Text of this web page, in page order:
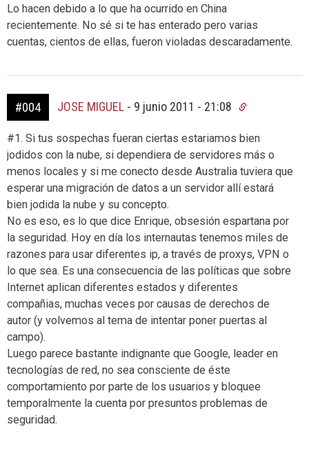
Lo hacen debido a lo que ha ocurrido en China
recientemente. No sé si te has enterado pero varias
cuentas, cientos de ellas, fueron violadas descaradamente.
#004 JOSE MIGUEL - 9 junio 2011 - 21:08
#1. Si tus sospechas fueran ciertas estariamos bien
jodidos con la nube, si dependiera de servidores más o
menos locales y si me conecto desde Australia tuviera que
esperar una migración de datos a un servidor allí estará
bien jodida la nube y su concepto.
No es eso, es lo que dice Enrique, obsesión espartana por
la seguridad. Hoy en día los internautas tenemos miles de
razones para usar diferentes ip, a través de proxys, VPN o
lo que sea. Es una consecuencia de las políticas que sobre
Internet aplican diferentes estados y diferentes
compañias, muchas veces por causas de derechos de
autor (y volvemos al tema de intentar poner puertas al
campo).
Luego parece bastante indignante que Google, leader en
tecnologías de red, no sea consciente de éste
comportamiento por parte de los usuarios y bloquee
temporalmente la cuenta por presuntos problemas de
seguridad.